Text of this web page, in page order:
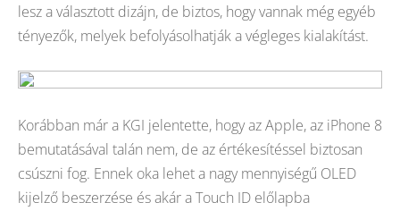
lesz a választott dizájn, de biztos, hogy vannak még egyéb
tényezők, melyek befolyásolhatják a végleges kialakítást.
Korábban már a KGI jelentette, hogy az Apple, az iPhone 8
bemutatásával talán nem, de az értékesítéssel biztosan
csúszni fog. Ennek oka lehet a nagy mennyiségű OLED
kijelző beszerzése és akár a Touch ID előlapba